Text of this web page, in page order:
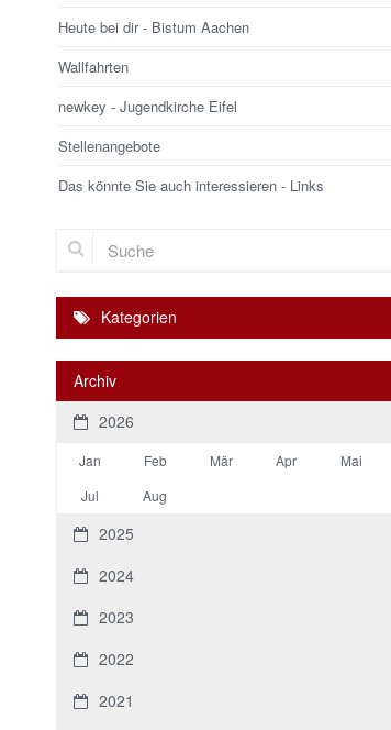
Heute bei dir - Bistum Aachen
Wallfahrten
newkey - Jugendkirche Eifel
Stellenangebote
Das könnte Sie auch interessieren - Links
Suche
Kategorien
Archiv
2026
Jan Feb Mär Apr Mai
Jul
Aug
2025
2024
2023
2022
2021